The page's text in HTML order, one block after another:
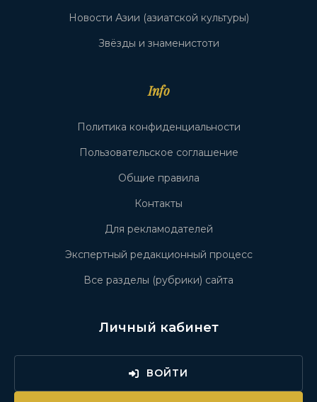
Новости Азии (азиатской культуры)
Звёзды и знаменистоти
Info
Политика конфиденциальности
Пользовательское соглашение
Общие правила
Контакты
Для рекламодателей
Экспертный редакционный процесс
Все разделы (рубрики) сайта
Личный кабинет
ВОЙТИ